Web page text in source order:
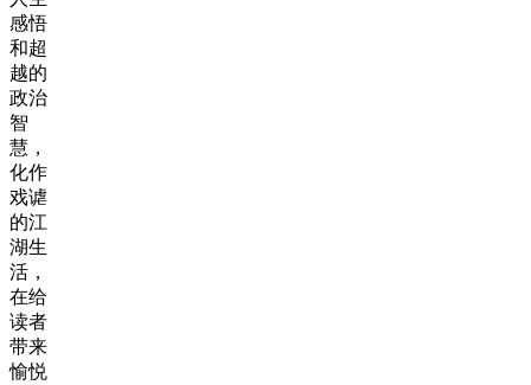
感悟
和超
越的
政治
智
慧，
化作
戏谑
的江
湖生
活，
在给
读者
带来
愉悦